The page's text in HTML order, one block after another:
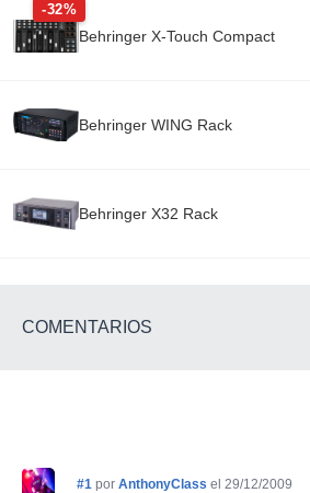
-32%
Behringer X-Touch Compact
Behringer WING Rack
Behringer X32 Rack
COMENTARIOS
#1 por AnthonyClass el 29/12/2009